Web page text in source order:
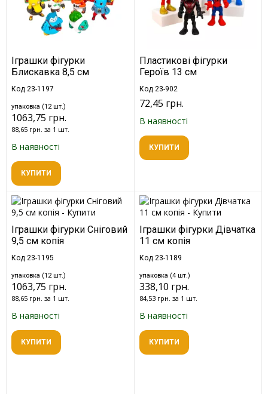
Іграшки фігурки
Блискавка 8,5 см
Код 23-1197
упаковка (12 шт.)
1063,75 грн.
88,65 грн. за 1 шт.
В наявності
КУПИТИ
Пластикові фігурки
Героїв 13 см
Код 23-902
72,45 грн.
В наявності
КУПИТИ
Іграшки фігурки Сніговий
9,5 см копія
Код 23-1195
упаковка (12 шт.)
1063,75 грн.
88,65 грн. за 1 шт.
В наявності
КУПИТИ
Іграшки фігурки Дівчатка
11 см копія
Код 23-1189
упаковка (4 шт.)
338,10 грн.
84,53 грн. за 1 шт.
В наявності
КУПИТИ